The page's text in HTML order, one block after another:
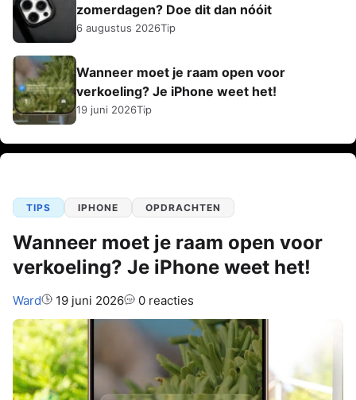
zomerdagen? Doe dit dan nóóit
6 augustus 2026Tip
Wanneer moet je raam open voor
verkoeling? Je iPhone weet het!
19 juni 2026Tip
TIPS IPHONE OPDRACHTEN
Wanneer moet je raam open voor
verkoeling? Je iPhone weet het!
Auteur:
Ward 19 juni 2026 0 reacties